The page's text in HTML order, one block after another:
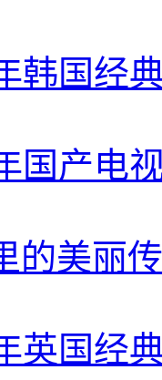
韩国经
国产电
的美丽
英国经